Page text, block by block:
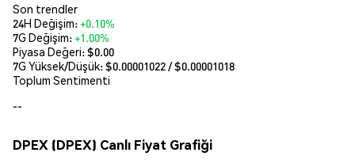
Son trendler
24H Değişim:+0.10%
7G Değişim:+1.00%
Piyasa Değeri:$0.00
7G Yüksek/Düşük: $0.00001022/ $0.00001018
Toplum Sentimenti
--
DPEX (DPEX) Canlı Fiyat Grafiği